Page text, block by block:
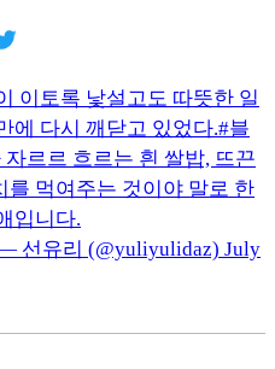
이토록 낯설고도 따뜻한 일
에 다시 깨닫고 있었다.#블
르르 흐르는 흰 쌀밥, 뜨끈
를 먹여주는 것이야 말로 한
입니다.
선유리 (@yuliyulidaz) July